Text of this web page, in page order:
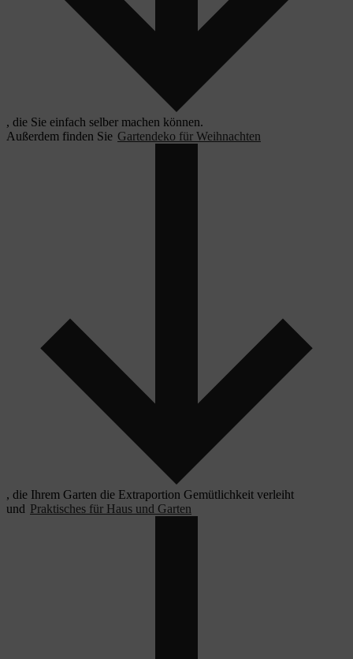
, die Sie einfach selber machen können.
Außerdem finden Sie Gartendeko für Weihnachten
, die Ihrem Garten die Extraportion Gemütlichkeit verleiht
und Praktisches für Haus und Garten